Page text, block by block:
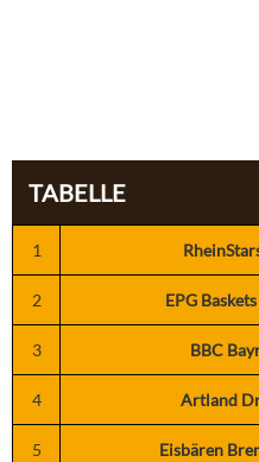
TABELLE
1
2 EPG
3 BBC
4 Artland
5 Eisbären